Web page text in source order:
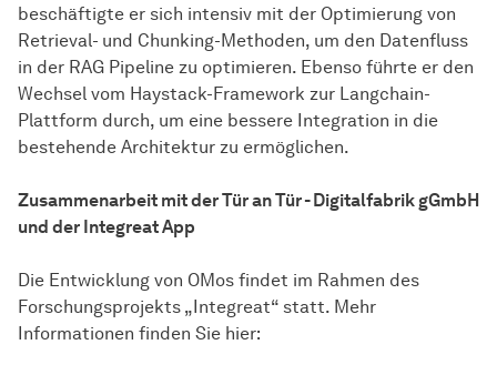
beschäftigte er sich intensiv mit der Optimierung von
Retrieval- und Chunking-Methoden, um den Datenfluss
in der RAG Pipeline zu optimieren. Ebenso führte er den
Wechsel vom Haystack-Framework zur Langchain-
Plattform durch, um eine bessere Integration in die
bestehende Architektur zu ermöglichen.
Zusammenarbeit mit der Tür an Tür - Digitalfabrik gGmbH
und der Integreat App
Die Entwicklung von OMos findet im Rahmen des
Forschungsprojekts „Integreat“ statt. Mehr
Informationen finden Sie hier: